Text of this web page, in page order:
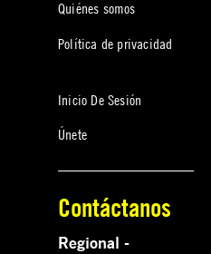
Quiénes somos
Política de privacidad
Inicio De Sesión
Únete
Contáctanos
Regional -